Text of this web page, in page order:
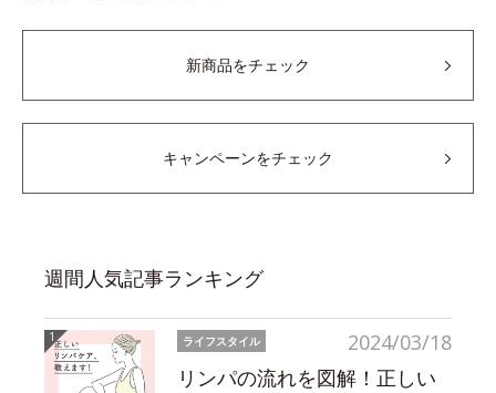
新商品をチェック
キャンペーンをチェック
週間人気記事ランキング
2024/03/18
ライフスタイル
リンパの流れを図解！正しい